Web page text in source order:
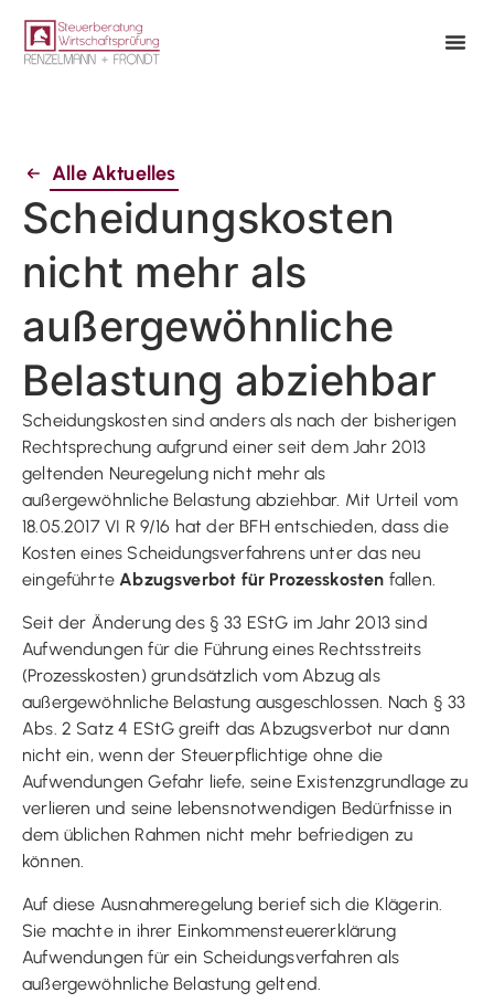
Alle Aktuelles
Scheidungskosten
nicht mehr als
außergewöhnliche
Belastung abziehbar
Scheidungskosten sind anders als nach der bisherigen
Rechtsprechung aufgrund einer seit dem Jahr 2013
geltenden Neuregelung nicht mehr als
außergewöhnliche Belastung abziehbar. Mit Urteil vom
18.05.2017 VI R 9/16 hat der BFH entschieden, dass die
Kosten eines Scheidungsverfahrens unter das neu
eingeführte Abzugsverbot für Prozesskosten fallen.
Seit der Änderung des § 33 EStG im Jahr 2013 sind
Aufwendungen für die Führung eines Rechtsstreits
(Prozesskosten) grundsätzlich vom Abzug als
außergewöhnliche Belastung ausgeschlossen. Nach § 33
Abs. 2 Satz 4 EStG greift das Abzugsverbot nur dann
nicht ein, wenn der Steuerpflichtige ohne die
Aufwendungen Gefahr liefe, seine Existenzgrundlage zu
verlieren und seine lebensnotwendigen Bedürfnisse in
dem üblichen Rahmen nicht mehr befriedigen zu
können.
Auf diese Ausnahmeregelung berief sich die Klägerin.
Sie machte in ihrer Einkommensteuererklärung
Aufwendungen für ein Scheidungsverfahren als
außergewöhnliche Belastung geltend.